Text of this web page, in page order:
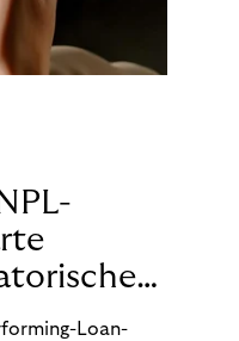
Loan-